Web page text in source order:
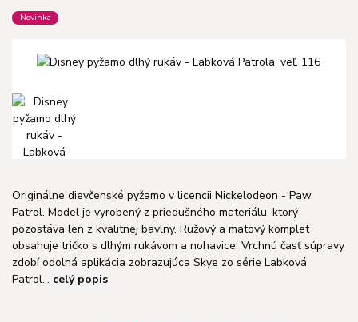
Novinka
Originálne dievčenské pyžamo v licencii Nickelodeon - Paw
Patrol. Model je vyrobený z priedušného materiálu, ktorý
pozostáva len z kvalitnej bavlny. Ružový a mätový komplet
obsahuje tričko s dlhým rukávom a nohavice. Vrchnú časť súpravy
zdobí odolná aplikácia zobrazujúca Skye zo série Labková
Patrol... celý popis